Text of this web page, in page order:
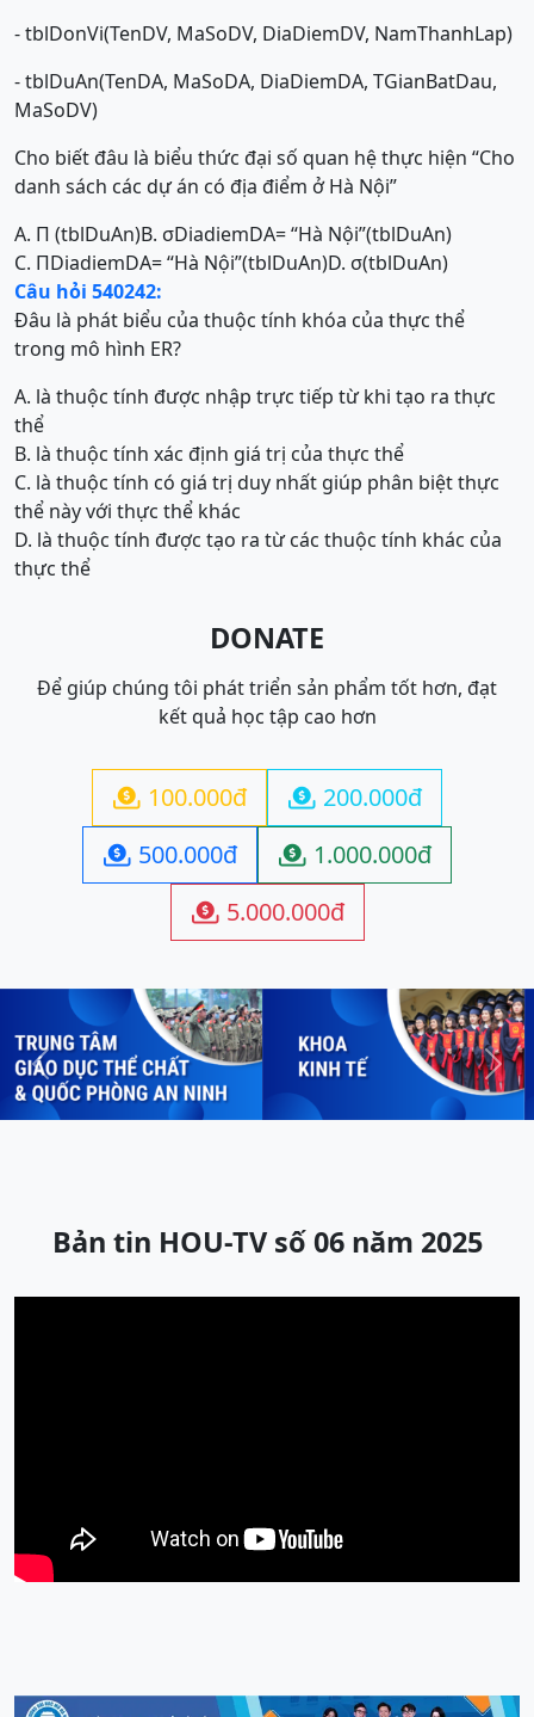
- tblDonVi(TenDV, MaSoDV, DiaDiemDV, NamThanhLap)
- tblDuAn(TenDA, MaSoDA, DiaDiemDA, TGianBatDau,
MaSoDV)
Cho biết đâu là biểu thức đại số quan hệ thực hiện “Cho
danh sách các dự án có địa điểm ở Hà Nội”
A. Π (tblDuAn)B. σDiadiemDA= “Hà Nội”(tblDuAn)
C. ΠDiadiemDA= “Hà Nội”(tblDuAn)D. σ(tblDuAn)
Câu hỏi 540242:
Đâu là phát biểu của thuộc tính khóa của thực thể
trong mô hình ER?
A. là thuộc tính được nhập trực tiếp từ khi tạo ra thực
thể
B. là thuộc tính xác định giá trị của thực thể
C. là thuộc tính có giá trị duy nhất giúp phân biệt thực
thể này với thực thể khác
D. là thuộc tính được tạo ra từ các thuộc tính khác của
thực thể
DONATE
Để giúp chúng tôi phát triển sản phẩm tốt hơn, đạt
kết quả học tập cao hơn
 100.000đ  200.000đ
 500.000đ  1.000.000đ
 5.000.000đ
Previous Next
Bản tin HOU-TV số 06 năm 2025